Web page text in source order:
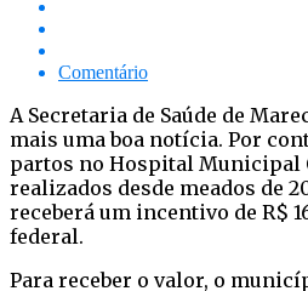
Comentário
A Secretaria de Saúde de
mais uma boa notícia. Por
partos no Hospital Municipal
realizados desde meados de
receberá um incentivo de R$
federal.
Para receber o valor, o